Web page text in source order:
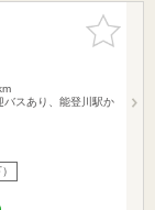
お気に入
りに追加
バスあり、能登川駅か